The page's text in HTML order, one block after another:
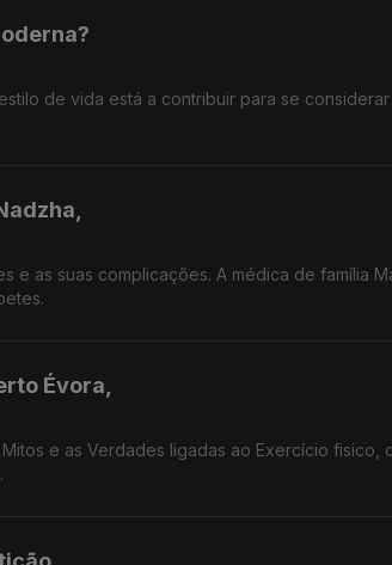
de vida está a contribuir para se considerar
e as suas complicações. A médica de família
Évora,
e as Verdades ligadas ao Exercício fisico,